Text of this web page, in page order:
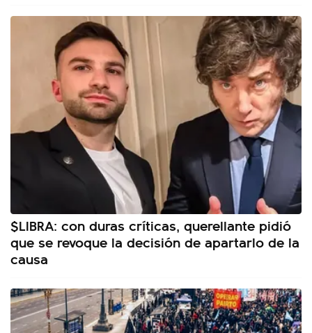
$LIBRA: con duras críticas, querellante pidió
que se revoque la decisión de apartarlo de la
causa